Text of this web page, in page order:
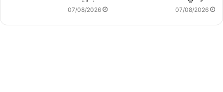
07/08/2026
07/08/2026